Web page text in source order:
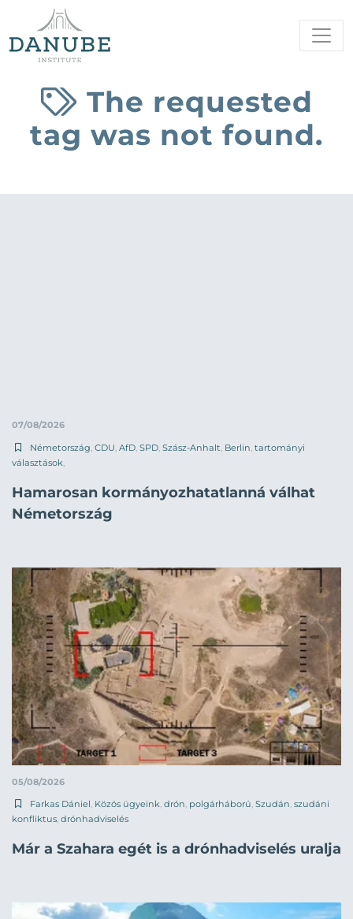
The requested
tag was not found.
07/08/2026
Németország CDU AfD SPD Szász-Anhalt Berlin tartományi
választások
Hamarosan kormányozhatatlanná válhat
Németország
05/08/2026
Farkas Dániel Közös ügyeink drón polgárháború Szudán szudáni
konfliktus drónhadviselés
Már a Szahara egét is a drónhadviselés uralja